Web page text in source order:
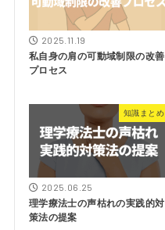
2025.11.19
私自身の肩の可動域制限の改善
プロセス
知識まとめ
2025.06.25
理学療法士の声枯れの実践的対
策法の提案